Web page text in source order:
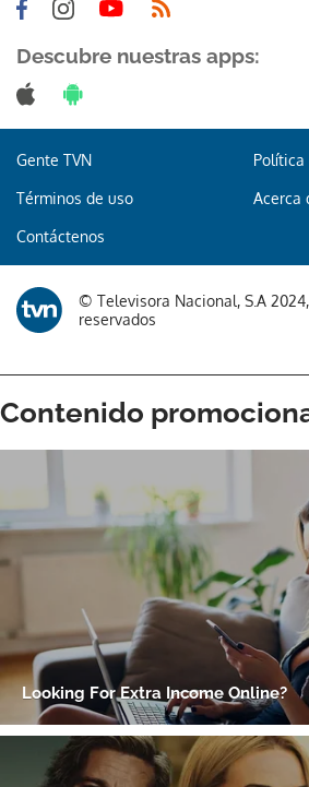
Descubre nuestras apps:
Gente TVN
Términos de uso Acerca
Contáctenos
© Televisora Nacional, S.A
reservados